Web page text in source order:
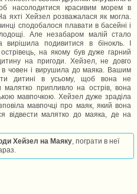
насолодитися красивим морем в
яхті Хейзел розважалася як могла.
сподобалося плавати в басейні і
Але незабаром малій стало
вирішила подивитися в бінокль. І
на якому був дуже гарний
на пригоди. Хейзел, не довго
в човен і вирушила до маяка. Вашим
дитині в усьому, щоб вона не
малятко припливло на острів, вона
мавпочкою. Хейзел дуже зраділа
мавпочці про маяк, який вона
відвести малятко до маяка, де на
Хейзел на Маяку, пограти в неї